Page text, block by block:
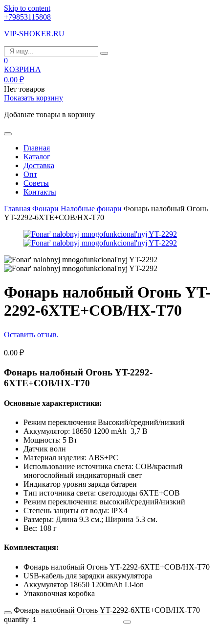
Skip to content
+79853115808
VIP-SHOKER.RU
0
КОЗРИНА
0.00 ₽
Нет товаров
Показать корзину
Добавьте товары в корзину
Главная
Каталог
Доставка
Опт
Советы
Контакты
Главная Фонари Налобные фонари Фонарь налобный Огонь
YT-2292-6XTE+COB/HX-T70
Фонарь налобный Огонь YT-
2292-6XTE+COB/HX-T70
Оставить отзыв.
0.00 ₽
Фонарь налобный Огонь YT-2292-
6XTE+COB/HX-T70
Основные характеристики:
Режим переключения Высокий/средний/низкий
Аккумулятор: 18650 1200 mAh 3,7 В
Мощность: 5 Вт
Датчик волн
Материал изделия: ABS+PC
Использование источника света: COB/красный
многослойный индикаторный свет
Индикатор уровня заряда батареи
Тип источника света: светодиоды 6XTE+COB
Режим переключения: высокий/средний/низкий
Степень защиты от воды: IPX4
Размеры: Длина 9.3 см.; Ширина 5.3 см.
Вес: 108 г
Комплектация:
Фонарь налобный Огонь YT-2292-6XTE+COB/HX-T70
USB-кабель для зарядки аккумулятора
Аккумулятор 18650 1200mAh Li-ion
Упаковочная коробка
Фонарь налобный Огонь YT-2292-6XTE+COB/HX-T70
quantity